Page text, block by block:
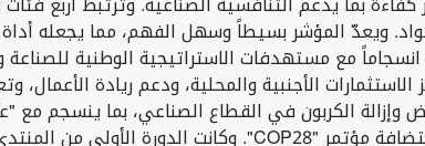
المواد. ويعدّ المؤشر بسيطاً وسهل الفهم، مما
مع مستهدفات الاستراتيجية الوطنية
الأجنبية والمحلية، ودعم ريادة الأعمال،
وإزالة الكربون في القطاع الصناعي، بما ينسجم